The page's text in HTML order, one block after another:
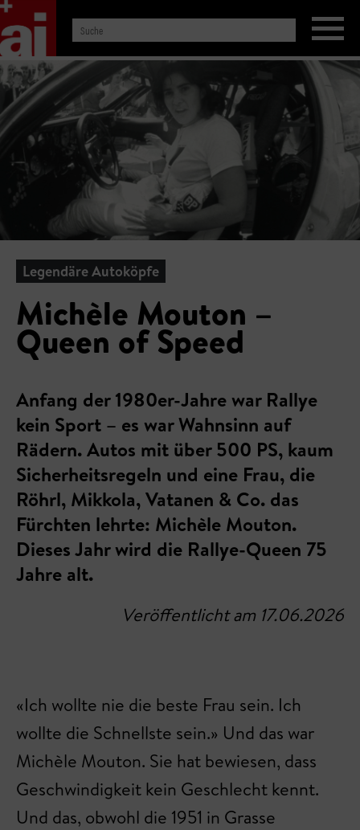
Legendäre Autoköpfe
Michèle Mouton –
Queen of Speed
Anfang der 1980er-Jahre war Rallye
kein Sport – es war Wahnsinn auf
Rädern. Autos mit über 500 PS, kaum
Sicherheitsregeln und eine Frau, die
Röhrl, Mikkola, Vatanen & Co. das
Fürchten lehrte: Michèle Mouton.
Dieses Jahr wird die Rallye-Queen 75
Jahre alt.
Veröffentlicht am 17.06.2026
«Ich wollte nie die beste Frau sein. Ich
wollte die Schnellste sein.» Und das war
Michèle Mouton. Sie hat bewiesen, dass
Geschwindigkeit kein Geschlecht kennt.
Und das, obwohl die 1951 in Grasse